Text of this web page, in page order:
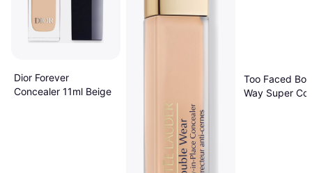
Dior Forever
Concealer 11ml Beige
Too Faced
Way Super